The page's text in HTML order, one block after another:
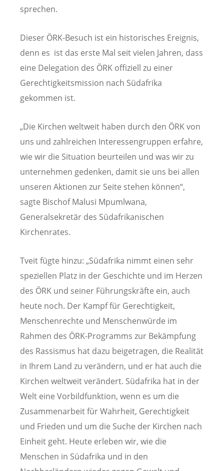
sprechen.
Dieser ÖRK-Besuch ist ein historisches Ereignis,
denn es ist das erste Mal seit vielen Jahren, dass
eine Delegation des ÖRK offiziell zu einer
Gerechtigkeitsmission nach Südafrika
gekommen ist.
„Die Kirchen weltweit haben durch den ÖRK von
uns und zahlreichen Interessengruppen erfahre,
wie wir die Situation beurteilen und was wir zu
unternehmen gedenken, damit sie uns bei allen
unseren Aktionen zur Seite stehen können“,
sagte Bischof Malusi Mpumlwana,
Generalsekretär des Südafrikanischen
Kirchenrates.
Tveit fügte hinzu: „Südafrika nimmt einen sehr
speziellen Platz in der Geschichte und im Herzen
des ÖRK und seiner Führungskräfte ein, auch
heute noch. Der Kampf für Gerechtigkeit,
Menschenrechte und Menschenwürde im
Rahmen des ÖRK-Programms zur Bekämpfung
des Rassismus hat dazu beigetragen, die Realität
in Ihrem Land zu verändern, und er hat auch die
Kirchen weltweit verändert. Südafrika hat in der
Welt eine Vorbildfunktion, wenn es um die
Zusammenarbeit für Wahrheit, Gerechtigkeit
und Frieden und um die Suche der Kirchen nach
Einheit geht. Heute erleben wir, wie die
Menschen in Südafrika und in den